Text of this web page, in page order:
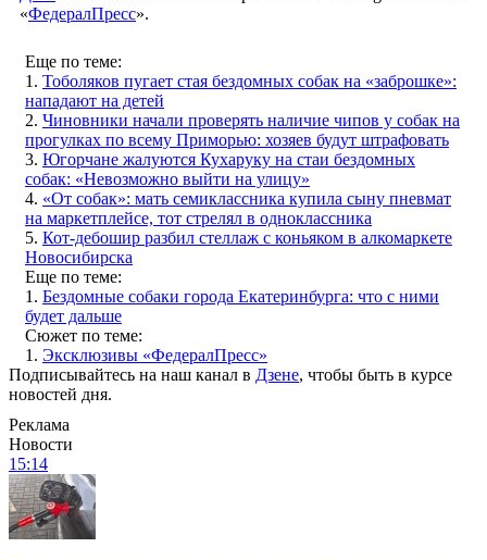
«ФедералПресс».
Еще по теме:
1. Тоболяков пугает стая бездомных собак на «заброшке»:
нападают на детей
2. Чиновники начали проверять наличие чипов у собак на
прогулках по всему Приморью: хозяев будут штрафовать
3. Югорчане жалуются Кухаруку на стаи бездомных
собак: «Невозможно выйти на улицу»
4. «От собак»: мать семиклассника купила сыну пневмат
на маркетплейсе, тот стрелял в одноклассника
5. Кот-дебошир разбил стеллаж с коньяком в алкомаркете
Новосибирска
Еще по теме:
1. Бездомные собаки города Екатеринбурга: что с ними
будет дальше
Сюжет по теме:
1. Эксклюзивы «ФедералПресс»
Подписывайтесь на наш канал в Дзене, чтобы быть в курсе
новостей дня.
Реклама
Новости
15:14